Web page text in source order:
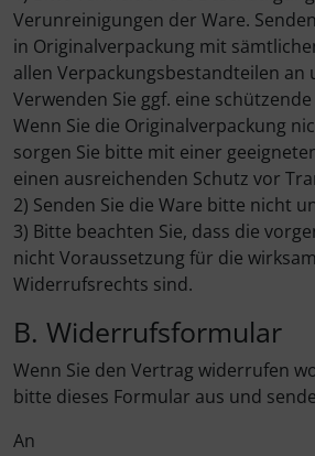
Verunreinigungen der Ware.
in Originalverpackung mit
allen Verpackungsbestandteilen an
Verwenden Sie ggf. eine
Wenn Sie die Originalverpackung
sorgen Sie bitte mit einer
einen ausreichenden Schutz vor
2) Senden Sie die Ware bitte nicht
3) Bitte beachten Sie, dass die
nicht Voraussetzung für die
Widerrufsrechts sind.
B. Widerrufsformular
Wenn Sie den Vertrag widerrufen
bitte dieses Formular aus und
An